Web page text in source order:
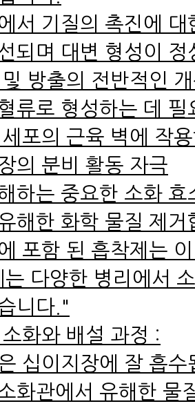
서 기질의 촉진에 대
되며 대변 형성이 정
방출의 전반적인
류로 형성하는 데
포의 근육 벽에 작
의 분비 활동 자극
하는 중요한 소화
해한 화학 물질 제거
포함 된 흡착제는
는 다양한 병리에서
니다."
화와 배설 과정 :
십이지장에 잘 흡수
화관에서 유해한 물